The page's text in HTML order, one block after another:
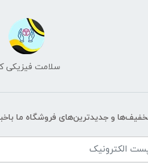
سلامت فیزیکی
و جدیدترین‌های فروشگاه ما